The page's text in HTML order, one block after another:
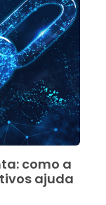
como a
ajuda